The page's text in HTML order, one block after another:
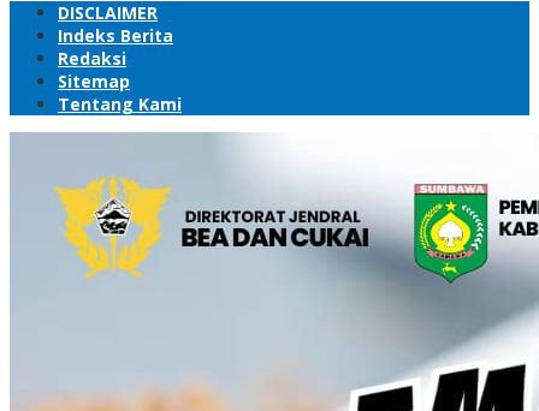
DISCLAIMER
Indeks Berita
Redaksi
Sitemap
Tentang Kami